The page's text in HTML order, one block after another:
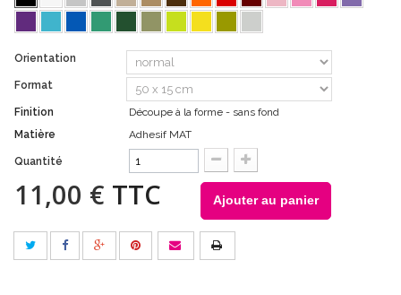
Orientation
Format
Finition
Découpe à la forme - sans fond
Matière
Adhesif MAT
Quantité
11,00 € TTC Ajouter au panier